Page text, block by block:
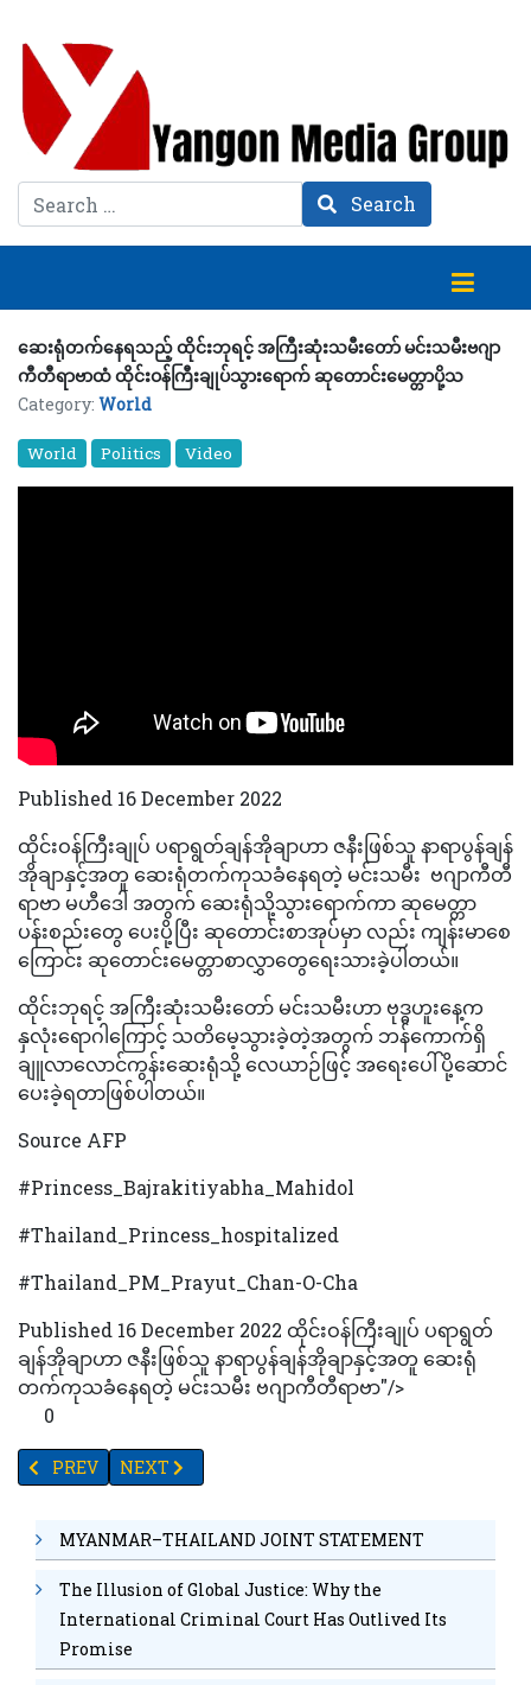
Search Search
ဆေးရုံတက်နေရသည့် ထိုင်းဘုရင့် အကြီးဆုံးသမီးတော် မင်းသမီးဗဂျာ
ကီတီရာဗာထံ ထိုင်းဝန်ကြီးချုပ်သွားရောက် ဆုတောင်းမေတ္တာပို့သ
Category: World
World Politics Video
Published 16 December 2022
ထိုင်းဝန်ကြီးချုပ် ပရာရွတ်ချန်အိုချာဟာ ဇနီးဖြစ်သူ နာရာပွန်ချန်
အိုချာနှင့်အတူ ဆေးရုံတက်ကုသခံနေရတဲ့ မင်းသမီး ဗဂျာကီတီ
ရာဗာ မဟီဒေါ အတွက် ဆေးရုံသို့သွားရောက်ကာ ဆုမေတ္တာ
ပန်းစည်းတွေ ပေးပို့ပြီး ဆုတောင်းစာအုပ်မှာ လည်း ကျန်းမာစေ
ကြောင်း ဆုတောင်းမေတ္တာစာလွှာတွေရေးသားခဲ့ပါတယ်။
ထိုင်းဘုရင့် အကြီးဆုံးသမီးတော် မင်းသမီးဟာ ဗုဒ္ဓဟူးနေ့က
နှလုံးရောဂါကြောင့် သတိမေ့သွားခဲ့တဲ့အတွက် ဘန်ကောက်ရှိ
ချူလာလောင်ကွန်းဆေးရုံသို့ လေယာဉ်ဖြင့် အရေးပေါ်ပို့ဆောင်
ပေးခဲ့ရတာဖြစ်ပါတယ်။
Source AFP
#Princess_Bajrakitiyabha_Mahidol
#Thailand_Princess_hospitalized
#Thailand_PM_Prayut_Chan-O-Cha
Published 16 December 2022 ထိုင်းဝန်ကြီးချုပ် ပရာရွတ်
ချန်အိုချာဟာ ဇနီးဖြစ်သူ နာရာပွန်ချန်အိုချာနှင့်အတူ ဆေးရုံ
တက်ကုသခံနေရတဲ့ မင်းသမီး ဗဂျာကီတီရာဗာ"/>
0
PREVIOUS ARTICLE: အနောက်နိုင်ငံများမှ မှာယူမှုများလျော့
PREV NEXT ARTICLE: ယူကရိန်းကို အမေရိကန်တို့ထောက်ပံ့
NEXT
MYANMAR–THAILAND JOINT STATEMENT
The Illusion of Global Justice: Why the
International Criminal Court Has Outlived Its
Promise